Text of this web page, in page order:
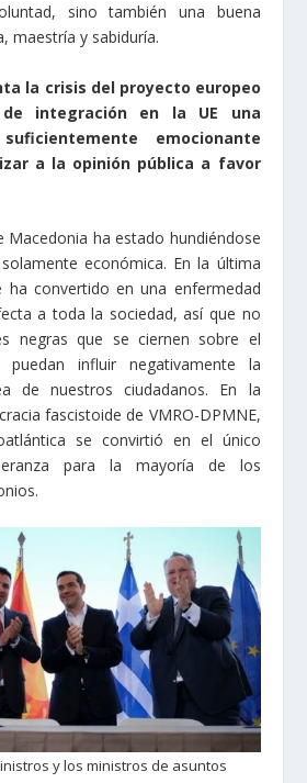
sino también una buena
maestría y sabiduría.
la crisis del proyecto europeo
integración en la UE una
emocionante
a la opinión pública a favor
Macedonia ha estado hundiéndose
económica. En la última
ha convertido en una enfermedad
a toda la sociedad, así que no
negras que se ciernen sobre el
puedan influir negativamente la
de nuestros ciudadanos. En la
fascistoide de VMRO-DPMNE,
se convirtió en el único
para la mayoría de los
y los ministros de asuntos